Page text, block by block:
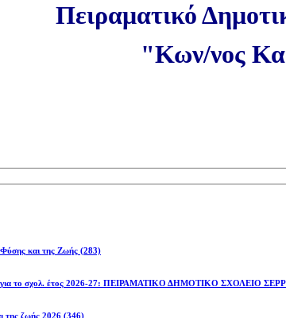
Πειραματικό
"Κων/νος
και της Ζωής (283)
για το σχολ. έτος 2026-27: ΠΕΙΡΑΜΑΤΙΚΟ ΔΗΜΟΤΙΚΟ
της ζωής 2026 (346)